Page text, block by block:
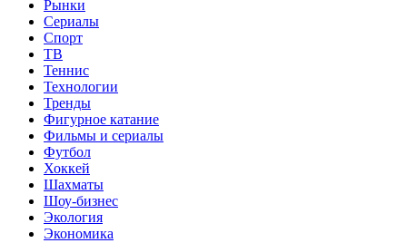
Рынки
Сериалы
Спорт
ТВ
Теннис
Технологии
Тренды
Фигурное катание
Фильмы и сериалы
Футбол
Хоккей
Шахматы
Шоу-бизнес
Экология
Экономика